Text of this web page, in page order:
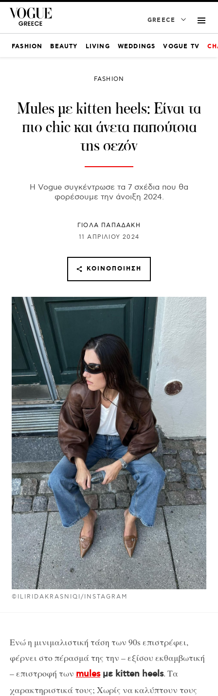
GREECE
FASHION BEAUTY LIVING WEDDINGS VOGUE TV
©ILIRIDAKRASNIQI/INSTAGRAM
FASHION
Mules με kitten heels: Είναι τα
πιο chic και άνετα παπούτσια
της σεζόν
Η Vogue συγκέντρωσε τα 7 σχέδια που θα
φορέσουμε την άνοιξη 2024.
ΓΙΌΛΑ ΠΑΠΑΔΆΚΗ
11 ΑΠΡΙΛΊΟΥ 2024
ΚΟΙΝΟΠΟΊΗΣΗ
Ενώ η μινιμαλιστική τάση των 90s επιστρέφει,
φέρνει στο πέρασμά της την – εξίσου εκθαμβωτική
– επιστροφή των mulesμε kitten heels. Τα
χαρακτηριστικά τους; Χωρίς να καλύπτουν τους